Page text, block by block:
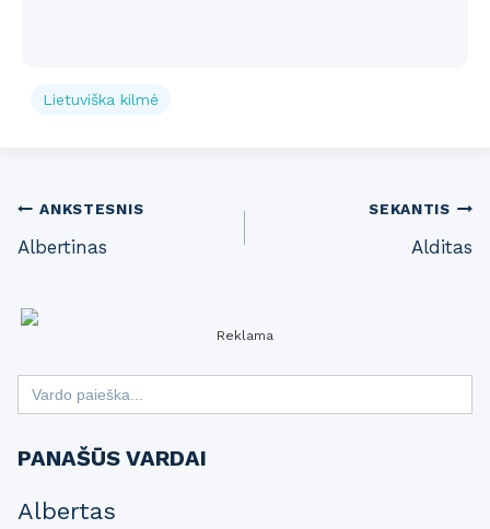
Lietuviška kilmė
Post
navigation
ANKSTESNIS
Albertinas
SEKANTIS
Alditas
Reklama
Search
for:
PANAŠŪS VARDAI
Albertas